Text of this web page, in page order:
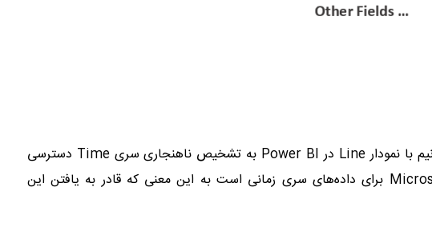
اعلام کرد که می‌توانیم با نمودار Line در Power BI به تشخیص ناهنجاری سری Time دسترسی
تشخیص ناهنجاری در Microsoft Power BI برای داده‌های سری زمانی است به این معنی که قادر به یافتن این